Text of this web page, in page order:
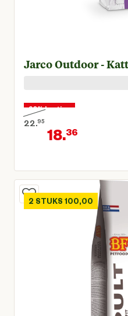
Jarco Outdoor -
20% korting
22.95
Oorspronkelijke prijs €
18.36
2 STUKS 100,00